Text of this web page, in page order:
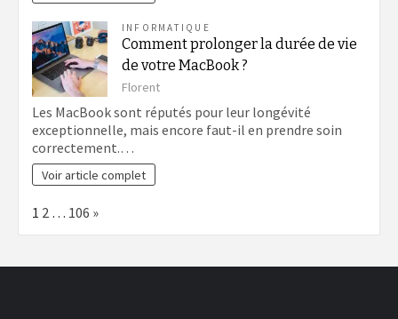
INFORMATIQUE
Comment prolonger la durée de vie
de votre MacBook ?
Florent
Les MacBook sont réputés pour leur longévité
exceptionnelle, mais encore faut-il en prendre soin
correctement.…
Voir article complet
Page:
1 2 … 106 Next
»